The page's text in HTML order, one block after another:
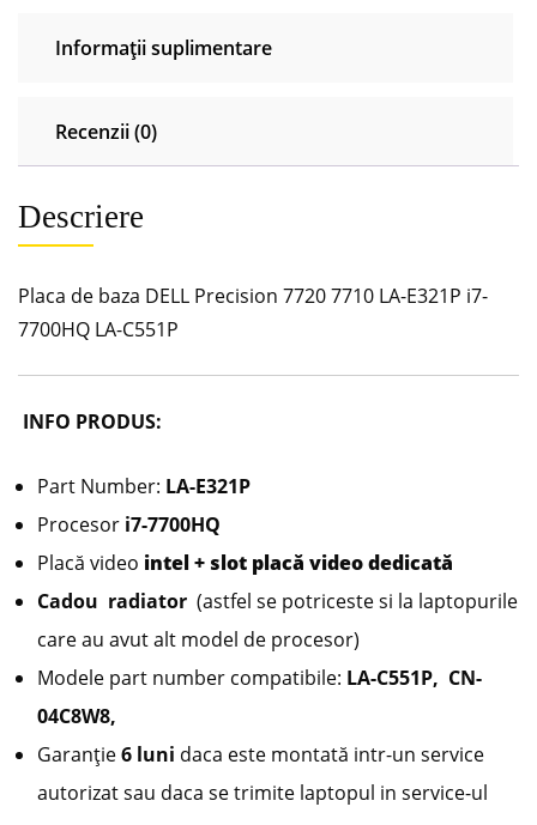
Informații suplimentare
Recenzii (0)
Descriere
Placa de baza DELL Precision 7720 7710 LA-E321P i7-
7700HQ LA-C551P
INFO PRODUS:
Part Number: LA-E321P
Procesor i7-7700HQ
Placă video intel + slot placă video dedicată
Cadou radiator (astfel se potriceste si la laptopurile
care au avut alt model de procesor)
Modele part number compatibile: LA-C551P, CN-
04C8W8,
Garanție6 luni daca este montată intr-un service
autorizat sau daca se trimite laptopul in service-ul